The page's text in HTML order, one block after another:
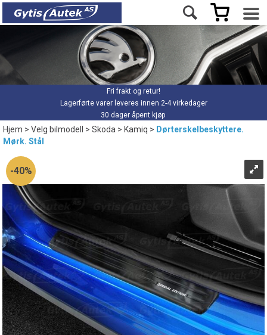
Fri frakt og retur!
Lagerførte varer leveres innen 2-4 virkedager
30 dager åpent kjøp
Hjem>Velg bilmodell >Skoda>Kamiq> Dørterskelbeskyttere.
Mørk. Stål
40%